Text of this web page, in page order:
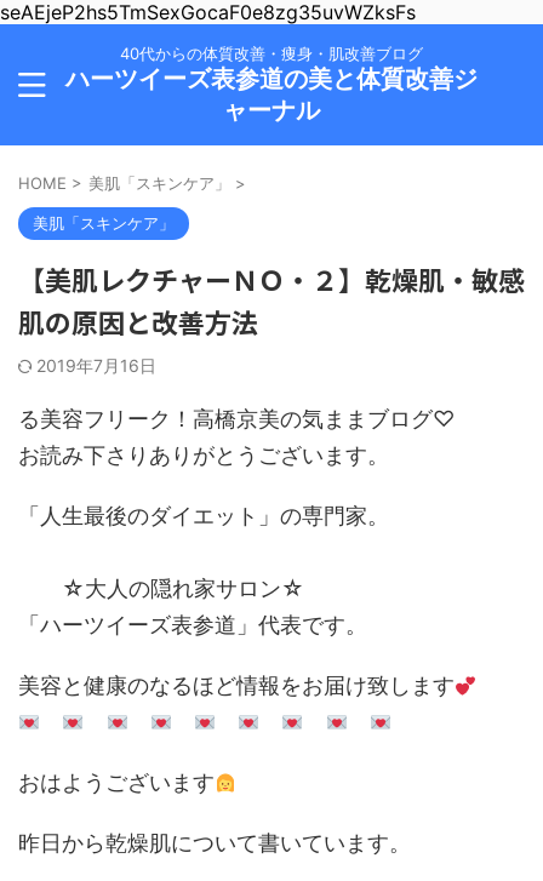
seAEjeP2hs5TmSexGocaF0e8zg35uvWZksFs
40代からの体質改善・痩身・肌改善ブログ
ハーツイーズ表参道の美と体質改善ジ
ャーナル
HOME > 美肌「スキンケア」 >
美肌「スキンケア」
【美肌レクチャーＮＯ・２】乾燥肌・敏感
肌の原因と改善方法
2019年7月16日
る美容フリーク！高橋京美の気ままブログ♡
お読み下さりありがとうございます。
「人生最後のダイエット」の専門家。
☆大人の隠れ家サロン☆
「ハーツイーズ表参道」代表です。
美容と健康のなるほど情報をお届け致します
おはようございます
昨日から乾燥肌について書いています。